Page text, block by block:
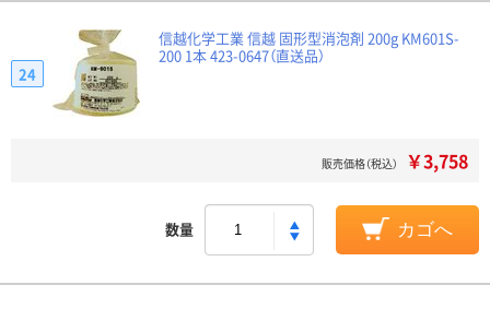
信越化学工業 信越 固形型消泡剤 200g KM601S-
200 1本 423-0647（直送品）
24
販売価格（税込） ￥3,758
数量 カゴへ